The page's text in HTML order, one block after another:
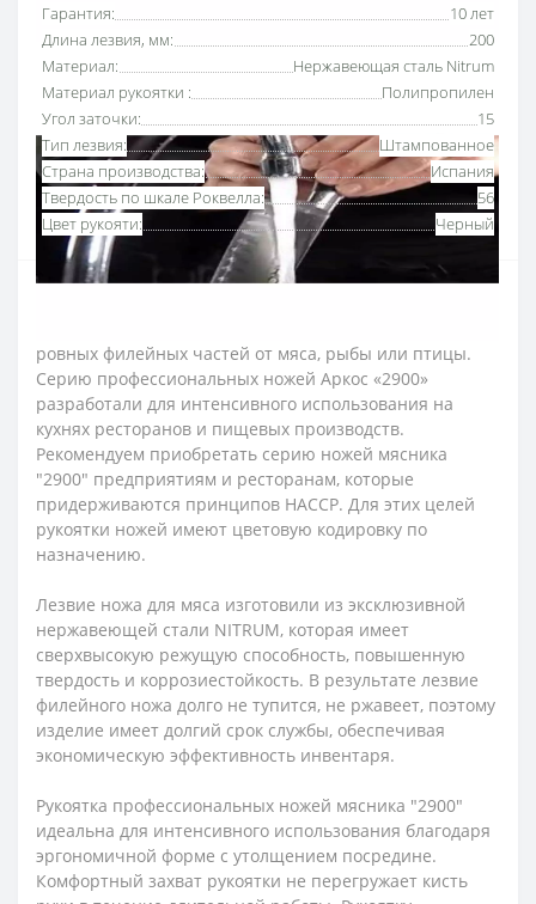
Гарантия:
10 лет
Длина лезвия, мм:
200
Материал:
Нержавеющая сталь Nitrum
Материал рукоятки :
Полипропилен
Угол заточки:
15
Тип лезвия:
Штампованное
Страна производства:
Испания
Твердость по шкале Роквелла:
56
Цвет рукояти:
Черный
ровных филейных частей от мяса, рыбы или птицы.
Серию профессиональных ножей Аркос «2900»
разработали для интенсивного использования на
кухнях ресторанов и пищевых производств.
Рекомендуем приобретать серию ножей мясника
"2900" предприятиям и ресторанам, которые
придерживаются принципов HACCP. Для этих целей
рукоятки ножей имеют цветовую кодировку по
назначению.
Лезвие ножа для мяса изготовили из эксклюзивной
нержавеющей стали NITRUM, которая имеет
сверхвысокую режущую способность, повышенную
твердость и коррозиестойкость. В результате лезвие
филейного ножа долго не тупится, не ржавеет, поэтому
изделие имеет долгий срок службы, обеспечивая
экономическую эффективность инвентаря.
Рукоятка профессиональных ножей мясника "2900"
идеальна для интенсивного использования благодаря
эргономичной форме с утолщением посредине.
Комфортный захват рукоятки не перегружает кисть